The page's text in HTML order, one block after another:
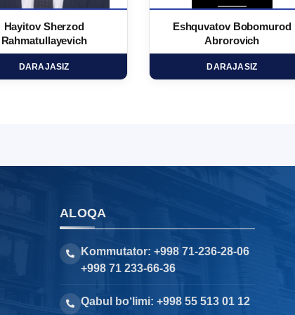
Hayitov Sherzod
Rahmatullayevich
DARAJASIZ
Eshquvatov Bobomurod
Abrorovich
DARAJASIZ
ALOQA
Kommutator: +998 71-236-28-06
+998 71 233-66-36
Qabul bo‘limi: +998 55 513 01 12